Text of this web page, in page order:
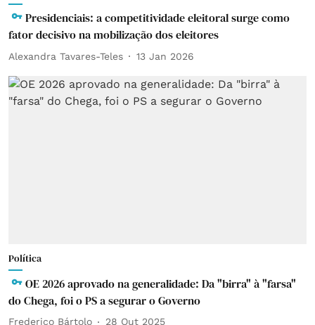
Presidenciais: a competitividade eleitoral surge como
fator decisivo na mobilização dos eleitores
Alexandra Tavares-Teles 13 Jan 2026
Política
OE 2026 aprovado na generalidade: Da "birra" à "farsa"
do Chega, foi o PS a segurar o Governo
Frederico Bártolo 28 Out 2025